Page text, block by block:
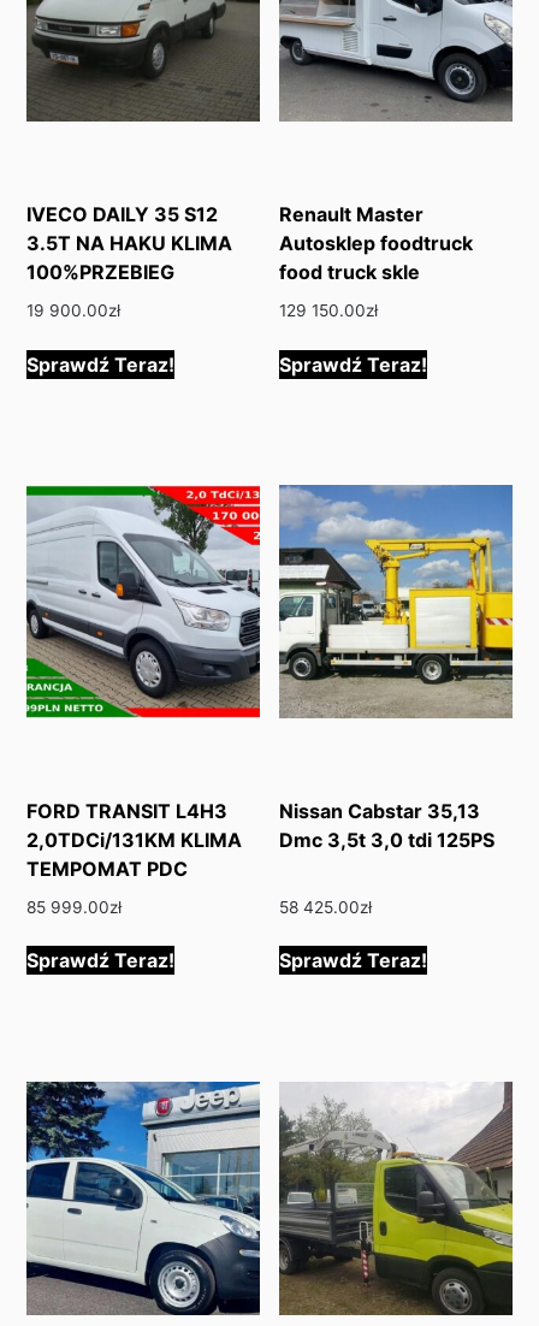
IVECO DAILY 35 S12
3.5T NA HAKU KLIMA
100%PRZEBIEG
19 900.00zł
Sprawdź Teraz!
Renault Master
Autosklep foodtruck
food truck skle
129 150.00zł
Sprawdź Teraz!
FORD TRANSIT L4H3
2,0TDCi/131KM KLIMA
TEMPOMAT PDC
85 999.00zł
Sprawdź Teraz!
Nissan Cabstar 35,13
Dmc 3,5t 3,0 tdi 125PS
58 425.00zł
Sprawdź Teraz!